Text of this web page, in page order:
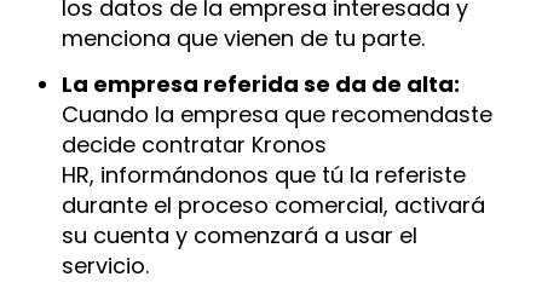
los datos de la empresa interesada y
menciona que vienen de tu parte.
La empresa referida se da de alta:
Cuando la empresa que recomendaste
decide contratar Kronos
HR, informándonos que tú la referiste
durante el proceso comercial, activará
su cuenta y comenzará a usar el
servicio.